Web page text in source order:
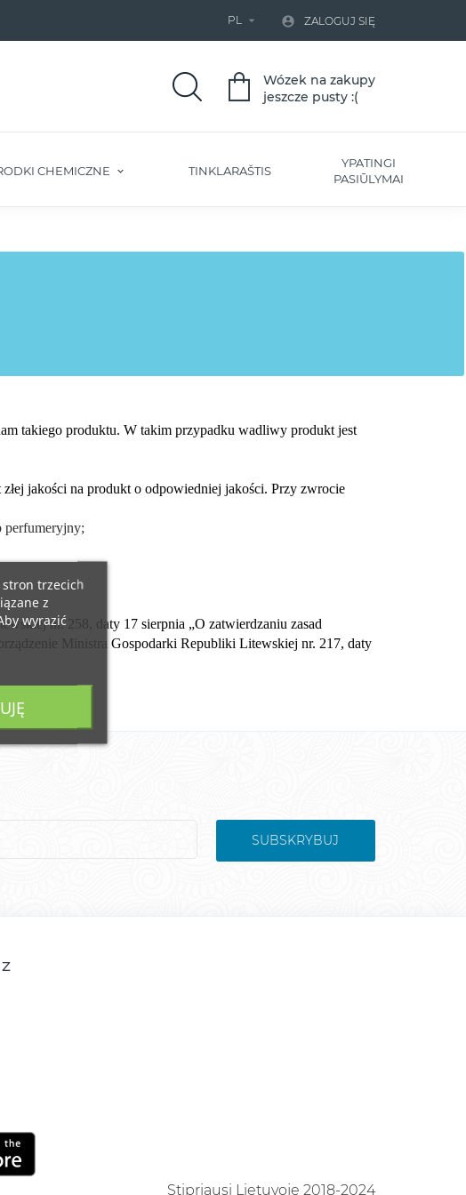
PL   ZALOGUJ SIĘ
Wózek na zakupy
jeszcze pusty :(
CHEMICZNE TINKLARAŠTIS
YPATINGI
PASIŪLYMAI
takiego produktu. W takim przypadku wadliwy produkt jest
jakości na produkt o odpowiedniej jakości. Przy zwrocie
perfumeryjny;
nr. 258, daty 17 sierpnia „O zatwierdzaniu zasad
Ministra Gospodarki Republiki Litewskiej nr. 217, daty
SUBSKRYBUJ
Stipriausi Lietuvoje 2018-2024
stron trzecich
z
wyrazić